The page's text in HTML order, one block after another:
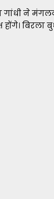
ने
होंगे।